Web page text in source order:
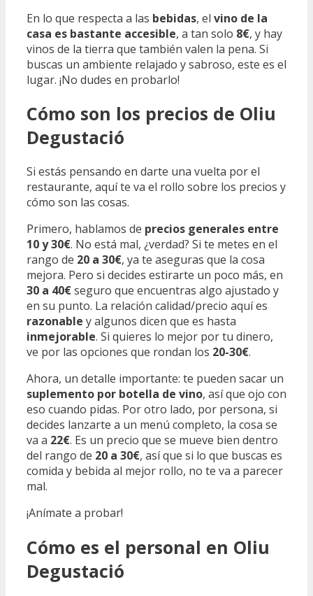
En lo que respecta a las bebidas, el vino de la
casa es bastante accesible, a tan solo 8€, y hay
vinos de la tierra que también valen la pena. Si
buscas un ambiente relajado y sabroso, este es el
lugar. ¡No dudes en probarlo!
Cómo son los precios de Oliu
Degustació
Si estás pensando en darte una vuelta por el
restaurante, aquí te va el rollo sobre los precios y
cómo son las cosas.
Primero, hablamos de precios generales entre
10 y 30€. No está mal, ¿verdad? Si te metes en el
rango de 20 a 30€, ya te aseguras que la cosa
mejora. Pero si decides estirarte un poco más, en
30 a 40€seguro que encuentras algo ajustado y
en su punto. La relación calidad/precio aquí es
razonable y algunos dicen que es hasta
inmejorable. Si quieres lo mejor por tu dinero,
ve por las opciones que rondan los 20-30€.
Ahora, un detalle importante: te pueden sacar un
suplemento por botella de vino, así que ojo con
eso cuando pidas. Por otro lado, por persona, si
decides lanzarte a un menú completo, la cosa se
va a 22€. Es un precio que se mueve bien dentro
del rango de 20 a 30€, así que si lo que buscas es
comida y bebida al mejor rollo, no te va a parecer
mal.
¡Anímate a probar!
Cómo es el personal en Oliu
Degustació